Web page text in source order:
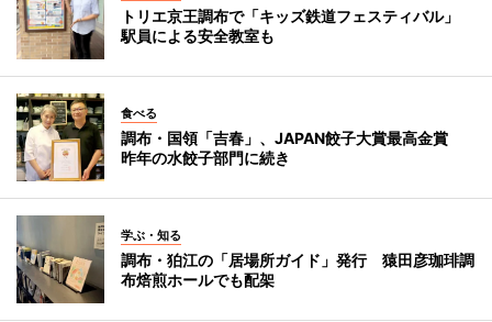
トリエ京王調布で「キッズ鉄道フェスティバル」
駅員による安全教室も
食べる
調布・国領「吉春」、JAPAN餃子大賞最高金賞
昨年の水餃子部門に続き
学ぶ・知る
調布・狛江の「居場所ガイド」発行 猿田彦珈琲調
布焙煎ホールでも配架